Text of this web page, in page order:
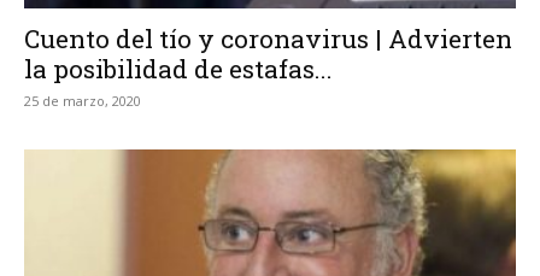
Cuento del tío y coronavirus | Advierten
la posibilidad de estafas...
25 de marzo, 2020